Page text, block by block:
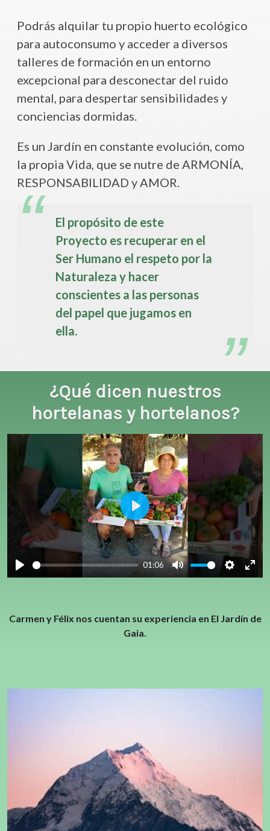
Podrás alquilar tu propio huerto ecológico
para autoconsumo y acceder a diversos
talleres de formación en un entorno
excepcional para desconectar del ruido
mental, para despertar sensibilidades y
conciencias dormidas.
Es un Jardín en constante evolución, como
la propia Vida, que se nutre de ARMONÍA,
RESPONSABILIDAD y AMOR.
El propósito de este
Proyecto es recuperar en el
Ser Humano el respeto por la
Naturaleza y hacer
conscientes a las personas
del papel que jugamos en
ella.
¿Qué dicen nuestros
hortelanas y hortelanos?
Play
01:06
Mute Settings
Play
Carmen y Félix nos cuentan su experiencia en El Jardín de
Gaia.